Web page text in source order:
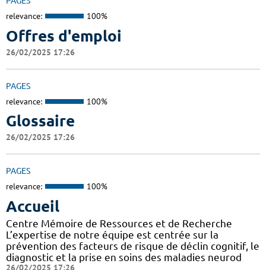
relevance: 100%
Offres d'emploi
26/02/2025 17:26
PAGES
relevance: 100%
Glossaire
26/02/2025 17:26
PAGES
relevance: 100%
Accueil
Centre Mémoire de Ressources et de Recherche
L’expertise de notre équipe est centrée sur la
prévention des facteurs de risque de déclin cognitif, le
diagnostic et la prise en soins des maladies neurod
26/02/2025 17:26